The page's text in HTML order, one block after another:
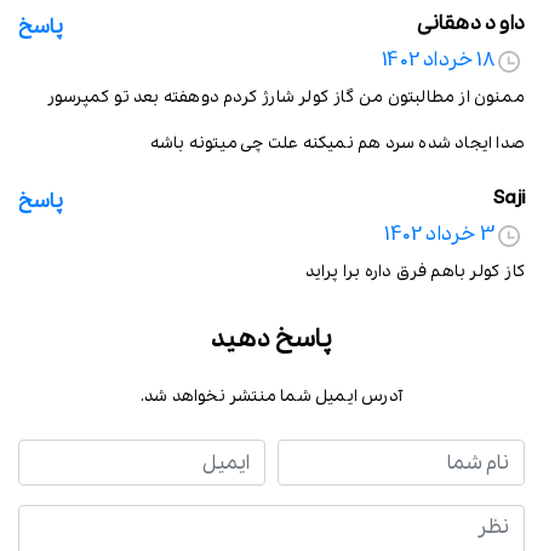
داو د دهقانی
پاسخ
18 خرداد 1402
ممنون از مطالبتون من گاز کولر شارژ کردم دوهفته بعد تو کمپرسور
صدا ایجاد شده سرد هم نمیکنه علت چی میتونه باشه
Saji
پاسخ
3 خرداد 1402
کاز کولر باهم فرق داره برا پراید
پاسخ دهید
آدرس ایمیل شما منتشر نخواهد شد.
نام شما ایمیل
نظر